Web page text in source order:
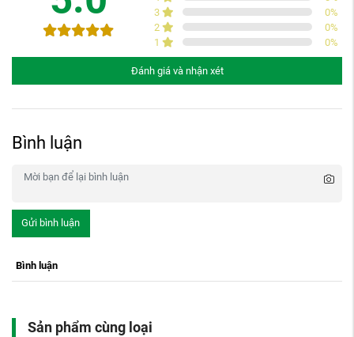
3
0%
2
0%
1
0%
Đánh giá và nhận xét
Bình luận
Gửi bình luận
Bình luận
Sản phẩm cùng loại